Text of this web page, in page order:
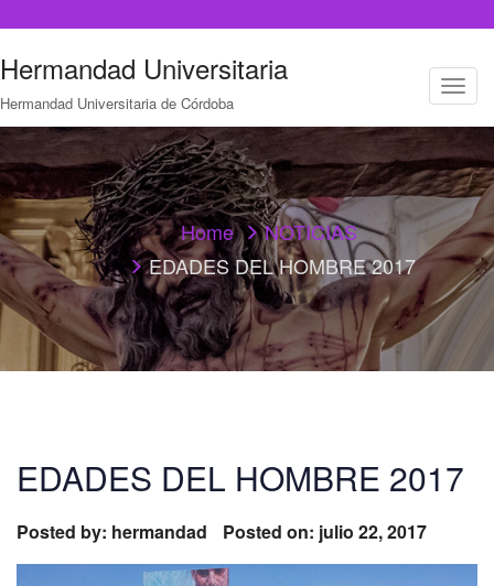
Hermandad Universitaria
Hermandad Universitaria de Córdoba
T
o
g
l
e
n
a
v
i
g
a
t
Home
NOTICIAS
EDADES DEL HOMBRE 2017
EDADES DEL HOMBRE 2017
Posted by: hermandad Posted on: julio 22, 2017